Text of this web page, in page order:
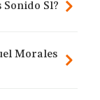
Sonido Sl?
Morales